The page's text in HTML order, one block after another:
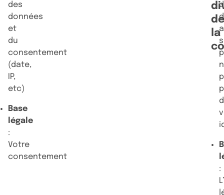
des
données
et
du
consentement
(date,
IP,
etc)
Base
légale
:
Votre
consentement
la
: